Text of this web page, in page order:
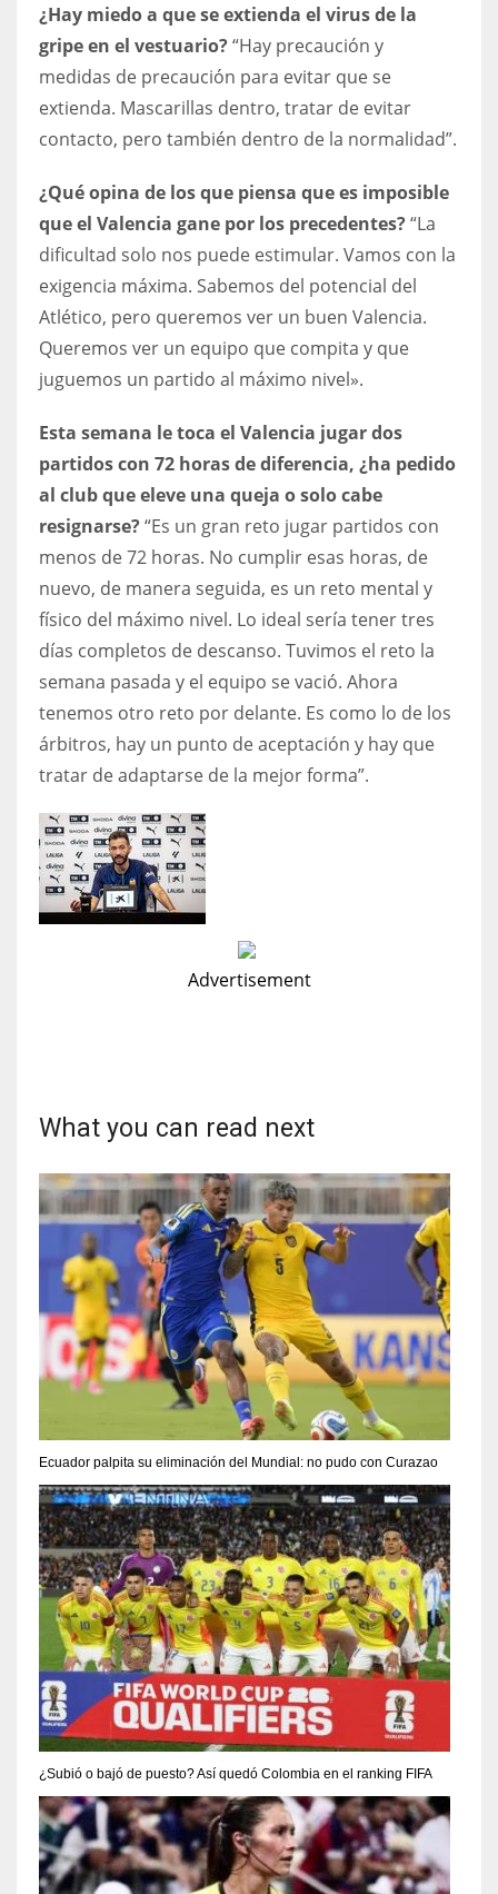
¿Hay miedo a que se extienda el virus de la
gripe en el vestuario?“Hay precaución y
medidas de precaución para evitar que se
extienda. Mascarillas dentro, tratar de evitar
contacto, pero también dentro de la normalidad”.
¿Qué opina de los que piensa que es imposible
que el Valencia gane por los precedentes?“La
dificultad solo nos puede estimular. Vamos con la
exigencia máxima. Sabemos del potencial del
Atlético, pero queremos ver un buen Valencia.
Queremos ver un equipo que compita y que
juguemos un partido al máximo nivel».
Esta semana le toca el Valencia jugar dos
partidos con 72 horas de diferencia, ¿ha pedido
al club que eleve una queja o solo cabe
resignarse?“Es un gran reto jugar partidos con
menos de 72 horas. No cumplir esas horas, de
nuevo, de manera seguida, es un reto mental y
físico del máximo nivel. Lo ideal sería tener tres
días completos de descanso. Tuvimos el reto la
semana pasada y el equipo se vació. Ahora
tenemos otro reto por delante. Es como lo de los
árbitros, hay un punto de aceptación y hay que
tratar de adaptarse de la mejor forma”.
Advertisement
What you can read next
Ecuador palpita su eliminación del Mundial: no pudo con Curazao
¿Subió o bajó de puesto? Así quedó Colombia en el ranking FIFA